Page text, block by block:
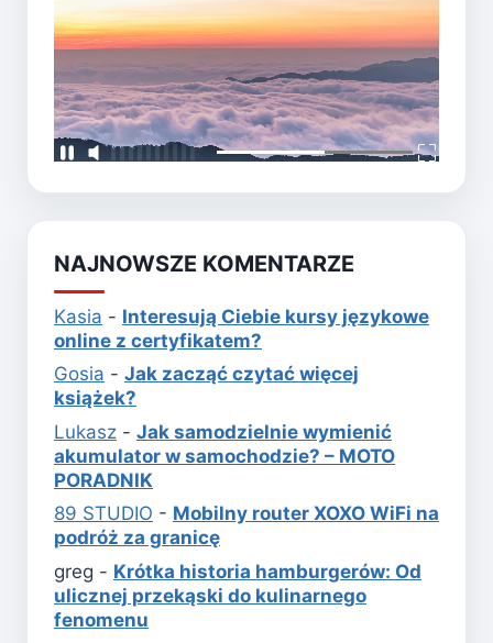
NAJNOWSZE KOMENTARZE
Kasia - Interesują Ciebie kursy językowe
online z certyfikatem?
Gosia - Jak zacząć czytać więcej
książek?
Lukasz - Jak samodzielnie wymienić
akumulator w samochodzie? – MOTO
PORADNIK
89 STUDIO - Mobilny router XOXO WiFi na
podróż za granicę
greg - Krótka historia hamburgerów: Od
ulicznej przekąski do kulinarnego
fenomenu